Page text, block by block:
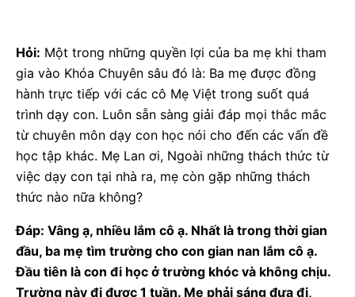
Hỏi: Một trong những quyền lợi của ba mẹ khi tham
gia vào Khóa Chuyên sâu đó là: Ba mẹ được đồng
hành trực tiếp với các cô Mẹ Việt trong suốt quá
trình dạy con. Luôn sẵn sàng giải đáp mọi thắc mắc
từ chuyên môn dạy con học nói cho đến các vấn đề
học tập khác. Mẹ Lan ơi, Ngoài những thách thức từ
việc dạy con tại nhà ra, mẹ còn gặp những thách
thức nào nữa không?
Đáp: Vâng ạ, nhiều lắm cô ạ. Nhất là trong thời gian
đầu, ba mẹ tìm trường cho con gian nan lắm cô ạ.
Đầu tiên là con đi học ở trường khóc và không chịu.
Trường này đi được 1 tuần. Mẹ phải sáng đưa đi,